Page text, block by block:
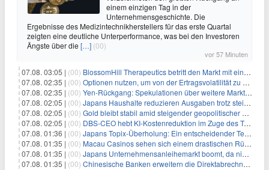
einem einzigen Tag in der
Unternehmensgeschichte. Die
Ergebnisse des Medizintechnikherstellers für das erste Quartal
zeigten eine deutliche Unterperformance, was bei den Investoren
Ängste über die […] (00)
vor 57 Minuten
07.08. 03:05 | (00) BlossomHill Therapeutics betritt den Markt mit einem IPO-Boost von 150 Millionen Dollar
07.08. 02:35 | (00) Optionen nutzen, um von der Ertragsvolatilität zu profitieren
07.08. 02:35 | (00) Yen-Rückgang: Spekulationen über weitere Marktinterventionen nehmen zu
07.08. 02:05 | (00) Japans Haushalte reduzieren Ausgaben trotz steigender Löhne: Ein Warnsignal für das Wachstum
07.08. 02:05 | (00) Gold bleibt stabil amid steigender geopolitischer Spannungen im Persischen Golf
07.08. 02:05 | (00) DBS-CEO hebt KI-Kostenreduktion im Zuge des Token-Paradoxons hervor
07.08. 01:36 | (00) Japans Topix-Überholung: Ein entscheidender Test für Small Caps
07.08. 01:35 | (00) Macau Casinos sehen sich einem drastischen Rückgang der Einnahmen angesichts der anhaltenden China-Razzia gegenüber
07.08. 01:35 | (00) Japans Unternehmensanleihemarkt boomt, da niedriger bewertete Kreditnehmer nach Schutz durch Covenants suchen
07.08. 01:35 | (00) Chinesische Banken erweitern die Direktabrechnung zur Unterstützung der globalen Rolle des Yuan